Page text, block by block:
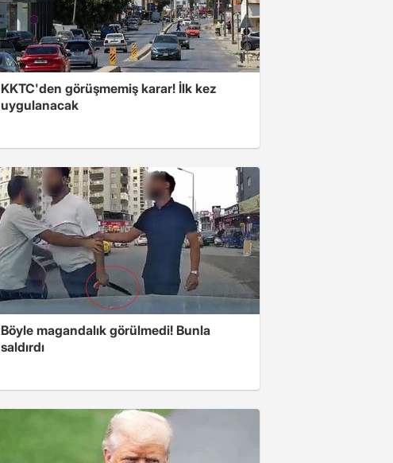
KKTC'den görüşmemiş karar! İlk kez
uygulanacak
Böyle magandalık görülmedi! Bunla
saldırdı